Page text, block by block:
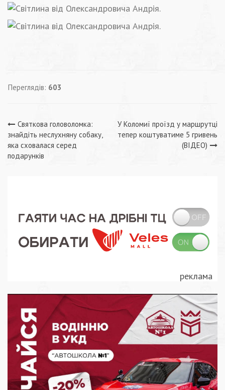
Переглядів: 603
Навігація
записів
Святкова головоломка:
знайдіть неслухняну собаку,
яка сховалася серед
подарунків
У Коломиї проїзд у маршрутці
тепер коштуватиме 5 гривень
(ВІДЕО)